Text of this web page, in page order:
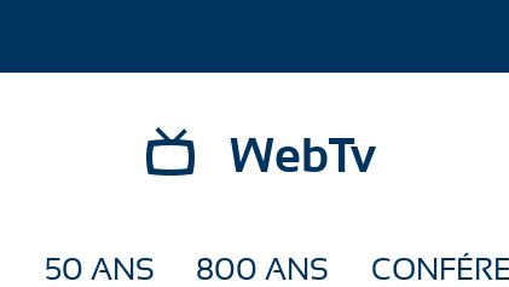
WebTv
50 ANS 800 ANS